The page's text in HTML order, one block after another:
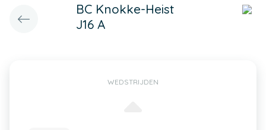
BC Knokke-Heist
J16 A
WEDSTRIJDEN